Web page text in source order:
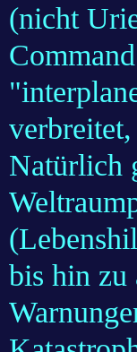
(nicht
Natürlich
bis hin zu